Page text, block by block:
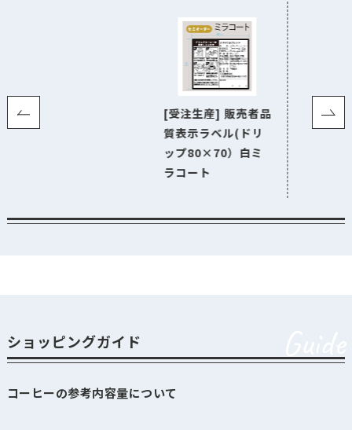
[受注生産] 販売者品
質表示ラベル(ドリ
ップ80×70）白ミ
ラコート
ショッピングガイド
コーヒーの参考内容量について